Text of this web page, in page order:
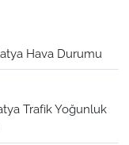
Hava Durumu
Trafik Yoğunluk